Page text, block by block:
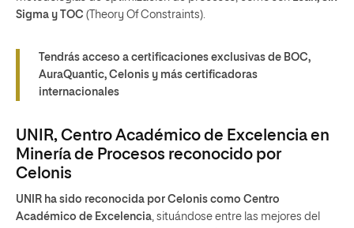
Sigma y TOC (Theory Of Constraints).
Tendrás acceso a certificaciones exclusivas de BOC,
AuraQuantic, Celonis y más certificadoras
internacionales
UNIR, Centro Académico de Excelencia en
Minería de Procesos reconocido por
Celonis
UNIR ha sido reconocida por Celonis como Centro
Académico de Excelencia, situándose entre las mejores del